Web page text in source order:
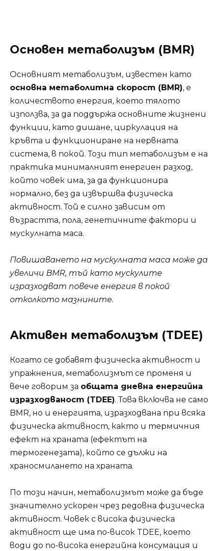
Основен метаболизъм (BMR)
Основният метаболизъм, известен като
основна метаболитна скорост (BMR), е
количеството енергия, което тялото
използва, за да поддържа основните жизнени
функции, като дишане, циркулация на
кръвта и функциониране на нервната
система, в покой. Този тип метаболизъм е на
практика минималният енергиен разход,
който човек има, за да функционира
нормално, без да извършва физическа
активност. Той е силно зависим от
възрастта, пола, генетичните фактори и
мускулната маса.
Повишаването на мускулната маса може да
увеличи BMR, тъй като мускулите
изразходват повече енергия в покой
отколкото мазнините.
Активен метаболизъм (TDEE)
Когато се добавят физическа активност и
упражнения, метаболизмът се променя и
вече говорим за общата дневна енергийна
изразходваност (TDEE). Това включва не само
BMR, но и енергията, изразходвана при всяка
физическа активност, както и термичния
ефект на храната (ефектът на
термогенезата), който се дължи на
храносмилането на храната.
По този начин, метаболизмът може да бъде
значително ускорен чрез редовна физическа
активност. Човек с висока физическа
активност ще има по-висок TDEE, което
води до по-висока енергийна консумация и